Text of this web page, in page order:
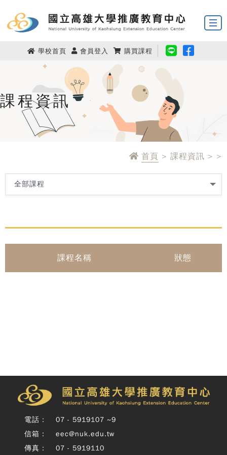
學校首頁 會員登入 購買課程
課程資訊
首頁 > 課程資訊 > >
課程名稱 狀態
電話：
07 - 5919107 ~9
信箱：
eec@nuk.edu.tw
傳真：
07 - 5919110